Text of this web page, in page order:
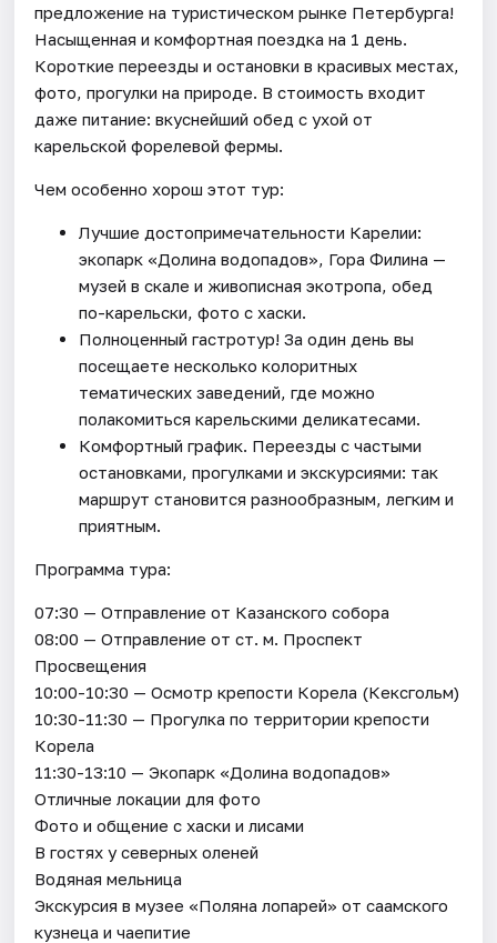
предложение на туристическом рынке Петербурга!
Насыщенная и комфортная поездка на 1 день.
Короткие переезды и остановки в красивых местах,
фото, прогулки на природе. В стоимость входит
даже питание: вкуснейший обед с ухой от
карельской форелевой фермы.
Чем особенно хорош этот тур:
Лучшие достопримечательности Карелии:
экопарк «Долина водопадов», Гора Филина —
музей в скале и живописная экотропа, обед
по-карельски, фото с хаски.
Полноценный гастротур! За один день вы
посещаете несколько колоритных
тематических заведений, где можно
полакомиться карельскими деликатесами.
Комфортный график. Переезды с частыми
остановками, прогулками и экскурсиями: так
маршрут становится разнообразным, легким и
приятным.
Программа тура:
07:30 — Отправление от Казанского собора
08:00 — Отправление от ст. м. Проспект
Просвещения
10:00-10:30 — Осмотр крепости Корела (Кексгольм)
10:30-11:30 — Прогулка по территории крепости
Корела
11:30-13:10 — Экопарк «Долина водопадов»
Отличные локации для фото
Фото и общение с хаски и лисами
В гостях у северных оленей
Водяная мельница
Экскурсия в музее «Поляна лопарей» от саамского
кузнеца и чаепитие